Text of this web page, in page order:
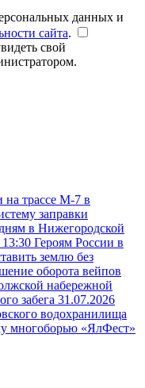
данных и
сайта.
свой
на трассе М-7 в
заправки
в Нижегородской
Героям России в
землю без
оборота вейпов
набережной
забега 31.07.2026
водохранилища
многоборью «ЯлФест»